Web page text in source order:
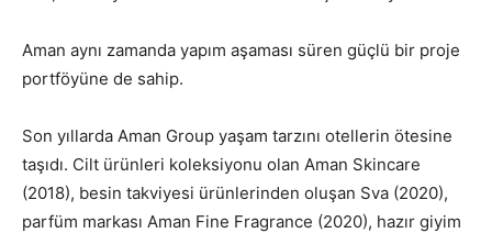
Aman aynı zamanda yapım aşaması süren güçlü bir proje
portföyüne de sahip.
Son yıllarda Aman Group yaşam tarzını otellerin ötesine
taşıdı. Cilt ürünleri koleksiyonu olan Aman Skincare
(2018), besin takviyesi ürünlerinden oluşan Sva (2020),
parfüm markası Aman Fine Fragrance (2020), hazır giyim